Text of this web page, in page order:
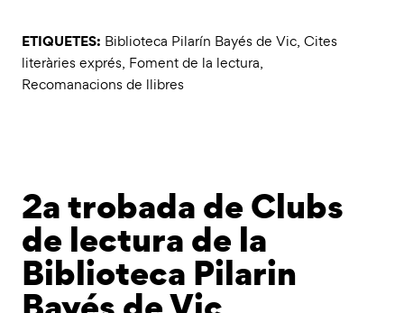
ETIQUETES: Biblioteca Pilarín Bayés de Vic, Cites
literàries exprés, Foment de la lectura,
Recomanacions de llibres
2a trobada de Clubs
de lectura de la
Biblioteca Pilarin